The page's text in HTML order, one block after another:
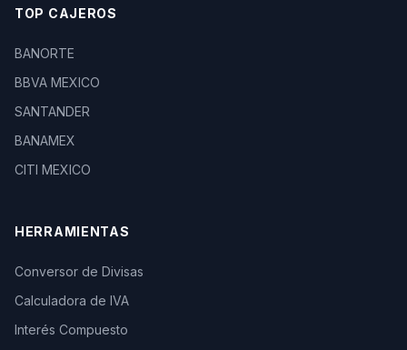
TOP CAJEROS
BANORTE
BBVA MEXICO
SANTANDER
BANAMEX
CITI MEXICO
HERRAMIENTAS
Conversor de Divisas
Calculadora de IVA
Interés Compuesto